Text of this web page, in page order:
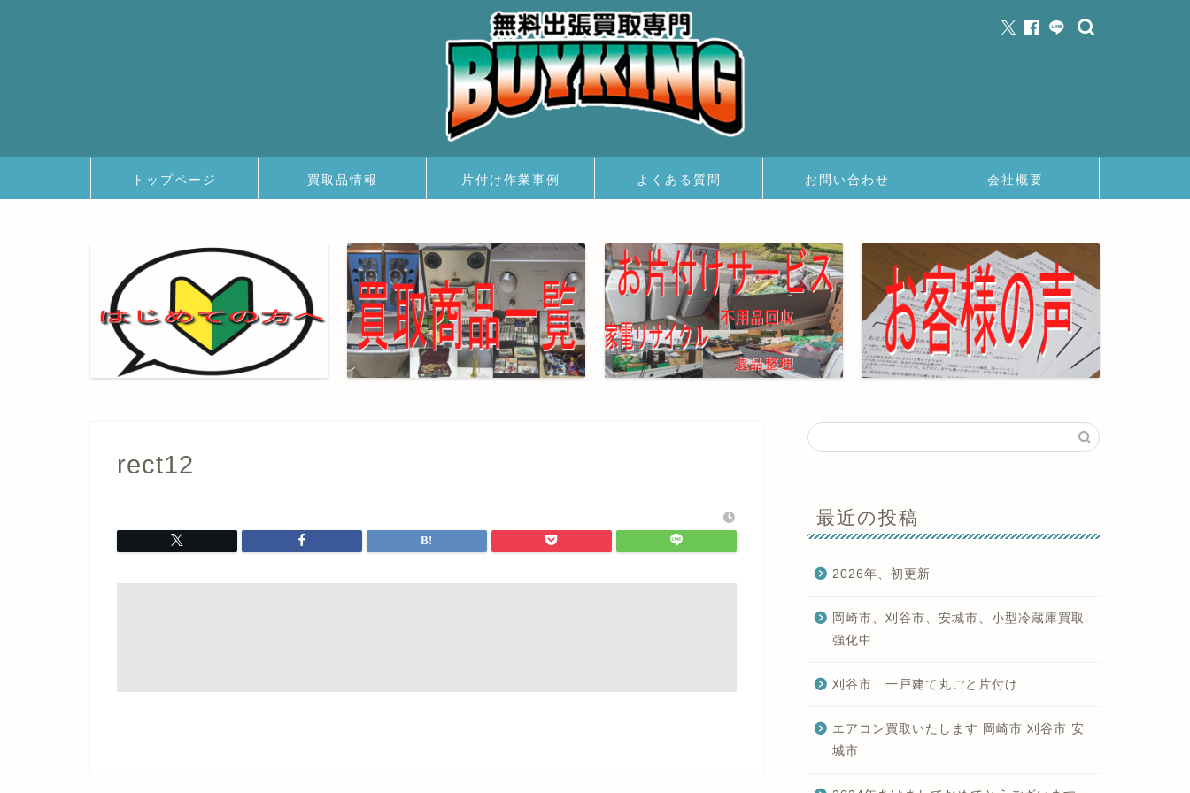
トップページ 買取品情報 片付け作業事例 よくある質問 お問い合わせ 会社概要
rect12
最近の投稿
2026年、初更新
岡崎市、刈谷市、安城市、小型冷蔵庫買取
強化中
刈谷市 一戸建て丸ごと片付け
エアコン買取いたします 岡崎市 刈谷市 安
城市